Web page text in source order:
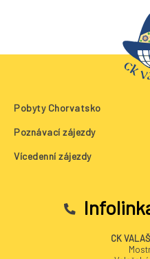
Pobyty Chorvatsko
Poznávací zájezdy
Vícedenní zájezdy
CK